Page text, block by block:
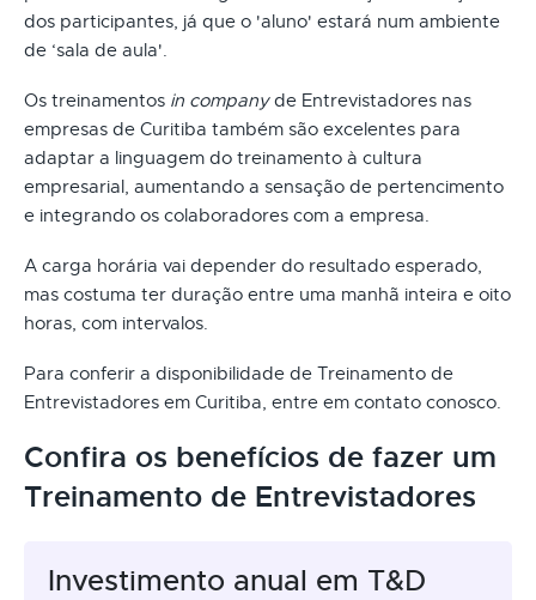
dos participantes, já que o 'aluno' estará num ambiente
de ‘sala de aula'.
Os treinamentos in companyde Entrevistadores nas
empresas de Curitiba também são excelentes para
adaptar a linguagem do treinamento à cultura
empresarial, aumentando a sensação de pertencimento
e integrando os colaboradores com a empresa.
A carga horária vai depender do resultado esperado,
mas costuma ter duração entre uma manhã inteira e oito
horas, com intervalos.
Para conferir a disponibilidade de Treinamento de
Entrevistadores em Curitiba, entre em contato conosco.
Confira os benefícios de fazer um
Treinamento de Entrevistadores
Investimento anual em T&D